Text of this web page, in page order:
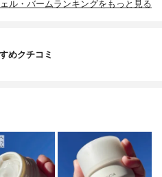
ル・バームランキングをもっと見る
めクチコミ